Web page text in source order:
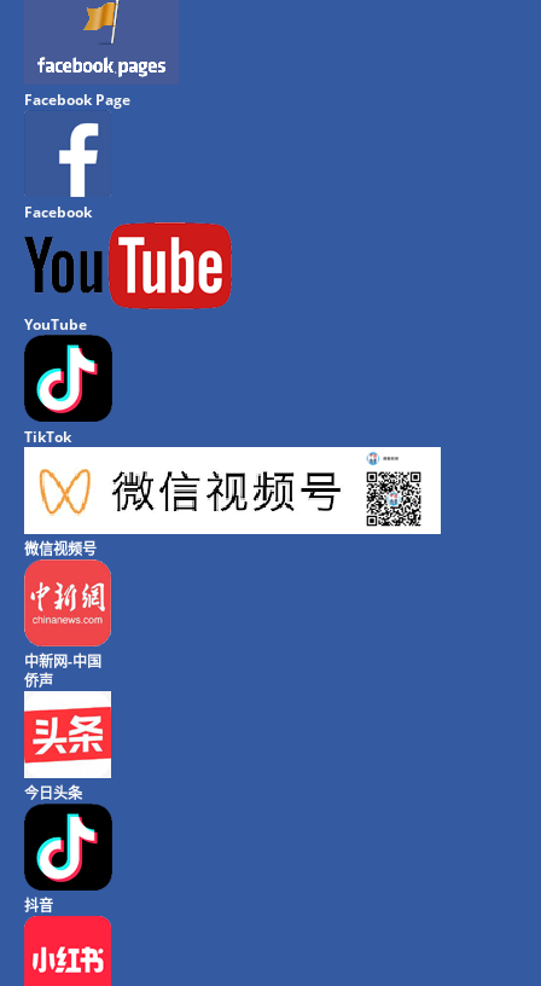
Facebook Page
Facebook
YouTube
TikTok
微信视频号
中新网-中国
侨声
今日头条
抖音